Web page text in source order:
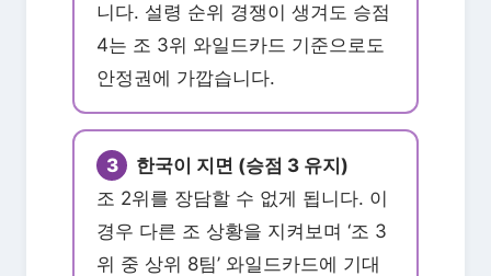
니다. 설령 순위 경쟁이 생겨도 승점
4는 조 3위 와일드카드 기준으로도
안정권에 가깝습니다.
3
한국이 지면 (승점 3 유지)
조 2위를 장담할 수 없게 됩니다. 이
경우 다른 조 상황을 지켜보며 ‘조 3
위 중 상위 8팀’ 와일드카드에 기대